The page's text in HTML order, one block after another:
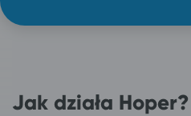
Jak działa Hoper?